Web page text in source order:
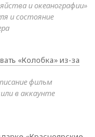
и океанографии»
и состояние
«Колобка» из-за
фильм
в аккаунте